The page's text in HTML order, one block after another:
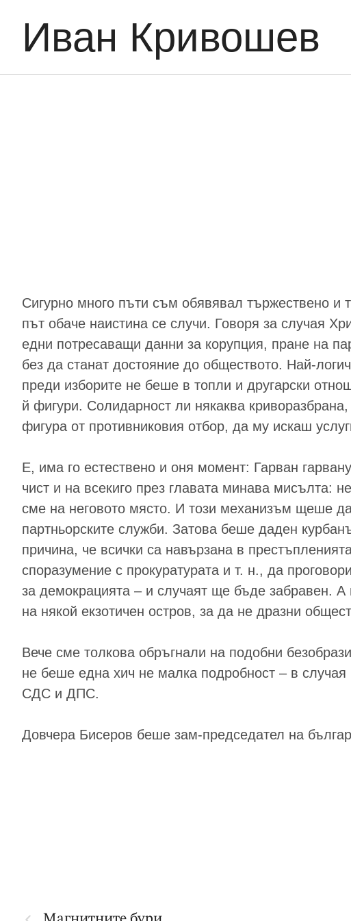
Иван Кривошев
Сигурно много пъти съм обявявал тържествено и
път обаче наистина се случи. Говоря за случая
едни потресаващи данни за корупция, пране на
без да станат достояние до обществото. Най-
преди изборите не беше в топли и другарски
й фигури. Солидарност ли някаква
фигура от противниковия отбор, да му искаш
Е, има го естествено и оня момент: Гарван
чист и на всекиго през главата минава мисълта:
сме на неговото място. И този механизъм щеше
партньорските служби. Затова беше даден
причина, че всички са навързана в
споразумение с прокуратурата и т. н., да
за демокрацията – и случаят ще бъде забравен.
на някой екзотичен остров, за да не дразни
Вече сме толкова обръгнали на подобни
не беше една хич не малка подробност – в
СДС и ДПС.
Довчера Бисеров беше зам-председател на